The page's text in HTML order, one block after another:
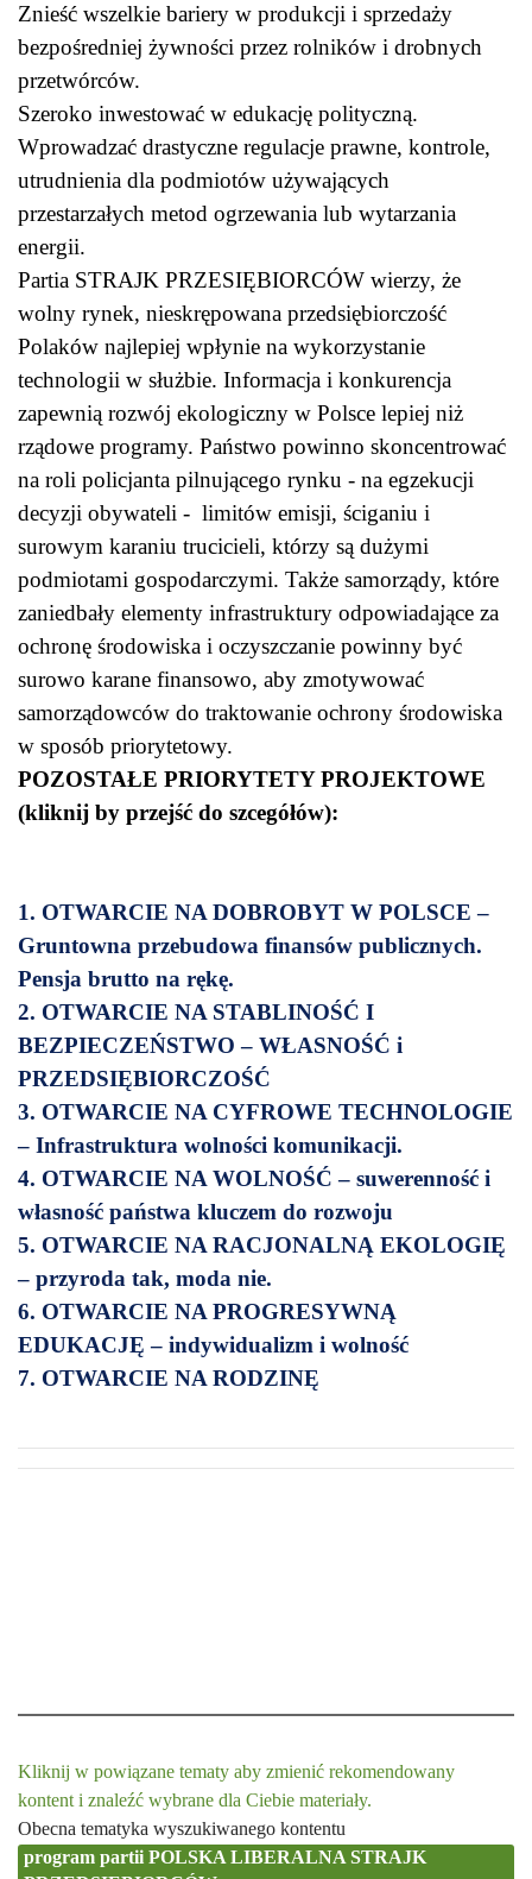
Znieść wszelkie bariery w produkcji i sprzedaży
bezpośredniej żywności przez rolników i drobnych
przetwórców.
Szeroko inwestować w edukację polityczną.
Wprowadzać drastyczne regulacje prawne, kontrole,
utrudnienia dla podmiotów używających
przestarzałych metod ogrzewania lub wytarzania
energii.
Partia STRAJK PRZESIĘBIORCÓW wierzy, że
wolny rynek, nieskrępowana przedsiębiorczość
Polaków najlepiej wpłynie na wykorzystanie
technologii w służbie. Informacja i konkurencja
zapewnią rozwój ekologiczny w Polsce lepiej niż
rządowe programy. Państwo powinno skoncentrować
na roli policjanta pilnującego rynku - na egzekucji
decyzji obywateli - limitów emisji, ściganiu i
surowym karaniu trucicieli, którzy są dużymi
podmiotami gospodarczymi. Także samorządy, które
zaniedbały elementy infrastruktury odpowiadające za
ochronę środowiska i oczyszczanie powinny być
surowo karane finansowo, aby zmotywować
samorządowców do traktowanie ochrony środowiska
w sposób priorytetowy.
POZOSTAŁE PRIORYTETY PROJEKTOWE
(kliknij by przejść do szcegółów):
1. OTWARCIE NA DOBROBYT W POLSCE –
Gruntowna przebudowa finansów publicznych.
Pensja brutto na rękę.
2. OTWARCIE NA STABLINOŚĆ I
BEZPIECZEŃSTWO – WŁASNOŚĆ i
PRZEDSIĘBIORCZOŚĆ
3. OTWARCIE NA CYFROWE TECHNOLOGIE
– Infrastruktura wolności komunikacji.
4. OTWARCIE NA WOLNOŚĆ – suwerenność i
własność państwa kluczem do rozwoju
5. OTWARCIE NA RACJONALNĄ EKOLOGIĘ
– przyroda tak, moda nie.
6. OTWARCIE NA PROGRESYWNĄ
EDUKACJĘ – indywidualizm i wolność
7. OTWARCIE NA RODZINĘ
Kliknij w powiązane tematy aby zmienić rekomendowany
kontent i znaleźć wybrane dla Ciebie materiały.
Obecna tematyka wyszukiwanego kontentu
program partii POLSKA LIBERALNA STRAJK